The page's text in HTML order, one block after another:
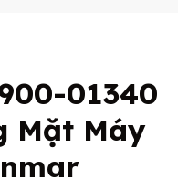
01340
Mặt Máy